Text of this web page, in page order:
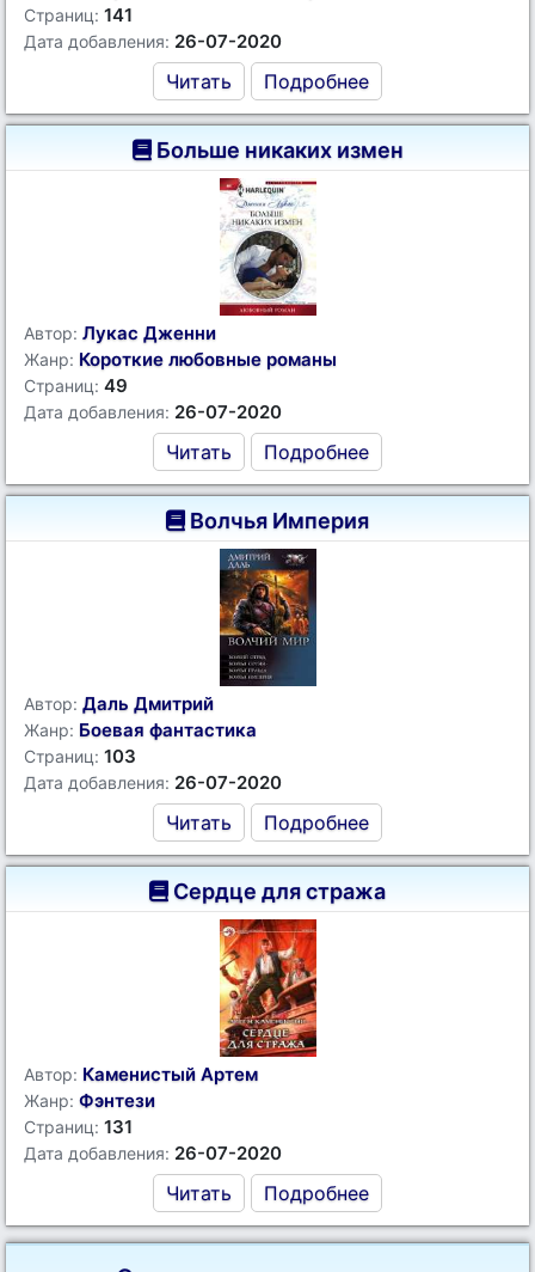
Страниц: 141
Дата добавления: 26-07-2020
Читать Подробнее
Больше никаких измен
Автор: Лукас Дженни
Жанр: Короткие любовные романы
Страниц: 49
Дата добавления: 26-07-2020
Читать Подробнее
Волчья Империя
Автор: Даль Дмитрий
Жанр: Боевая фантастика
Страниц: 103
Дата добавления: 26-07-2020
Читать Подробнее
Сердце для стража
Автор: Каменистый Артем
Жанр: Фэнтези
Страниц: 131
Дата добавления: 26-07-2020
Читать Подробнее